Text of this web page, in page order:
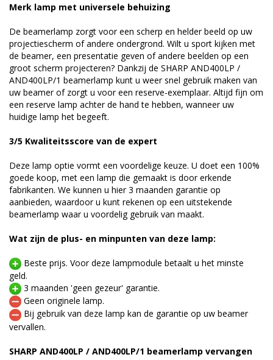
Merk lamp met universele behuizing
De beamerlamp zorgt voor een scherp en helder beeld op uw
projectiescherm of andere ondergrond. Wilt u sport kijken met
de beamer, een presentatie geven of andere beelden op een
groot scherm projecteren? Dankzij de SHARP AND400LP /
AND400LP/1 beamerlamp kunt u weer snel gebruik maken van
uw beamer of zorgt u voor een reserve-exemplaar. Altijd fijn om
een reserve lamp achter de hand te hebben, wanneer uw
huidige lamp het begeeft.
3/5 Kwaliteitsscore van de expert
Deze lamp optie vormt een voordelige keuze. U doet een 100%
goede koop, met een lamp die gemaakt is door erkende
fabrikanten. We kunnen u hier 3 maanden garantie op
aanbieden, waardoor u kunt rekenen op een uitstekende
beamerlamp waar u voordelig gebruik van maakt.
Wat zijn de plus- en minpunten van deze lamp:
Beste prijs. Voor deze lampmodule betaalt u het minste
geld.
3 maanden 'geen gezeur' garantie.
Geen originele lamp.
Bij gebruik van deze lamp kan de garantie op uw beamer
vervallen.
SHARP AND400LP / AND400LP/1 beamerlamp vervangen